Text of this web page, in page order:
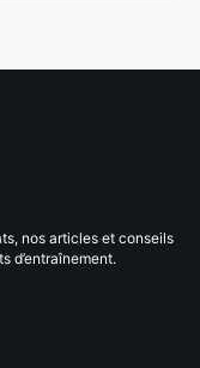
nos articles et conseils
d’entraînement.